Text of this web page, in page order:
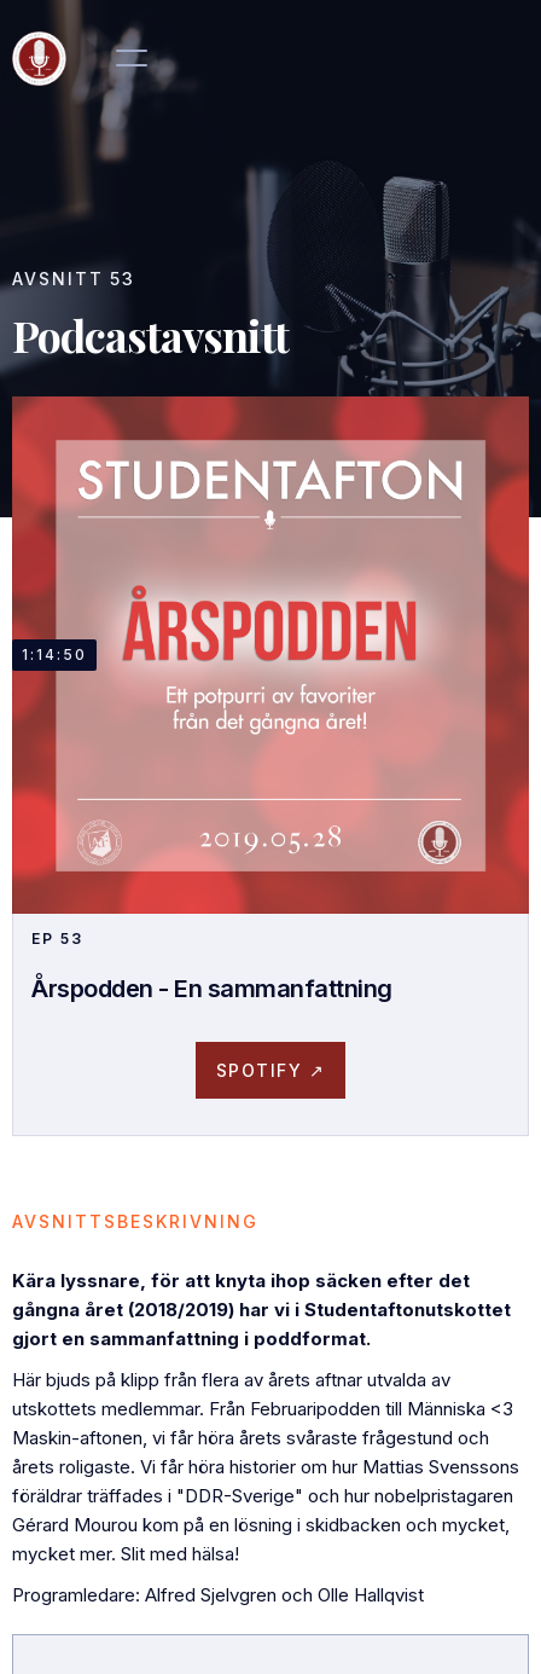
AVSNITT 53
Podcastavsnitt
1:14:50
EP 53
Årspodden - En sammanfattning
SPOTIFY ↗
AVSNITTSBESKRIVNING
Kära lyssnare, för att knyta ihop säcken efter det
gångna året (2018/2019) har vi i Studentaftonutskottet
gjort en sammanfattning i poddformat.
Här bjuds på klipp från flera av årets aftnar utvalda av
utskottets medlemmar. Från Februaripodden till Människa <3
Maskin-aftonen, vi får höra årets svåraste frågestund och
årets roligaste. Vi får höra historier om hur Mattias Svenssons
föräldrar träffades i "DDR-Sverige" och hur nobelpristagaren
Gérard Mourou kom på en lösning i skidbacken och mycket,
mycket mer. Slit med hälsa!
Programledare: Alfred Sjelvgren och Olle Hallqvist